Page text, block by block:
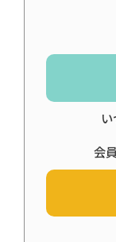
会